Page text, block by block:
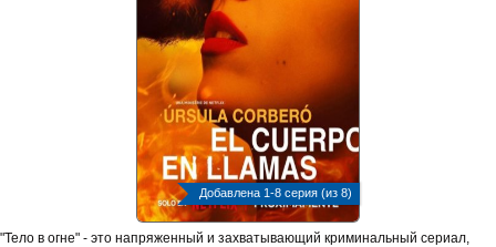
Добавлена 1-8 серия (из 8)
"Тело в огне" - это напряженный и захватывающий криминальный сериал,